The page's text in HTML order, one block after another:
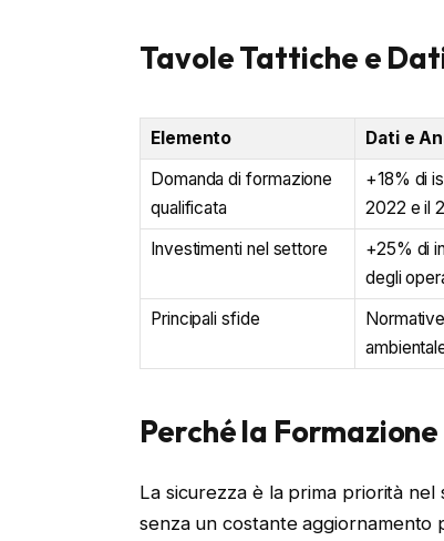
Tavole Tattiche e
Elemento
Dati e
Domanda di formazione
qualificata
+18% di
2022 e il
Investimenti nel settore
+25% di
degli
Principali sfide
Perché la
La sicurezza è la prima priorità
senza un costante aggiornamento